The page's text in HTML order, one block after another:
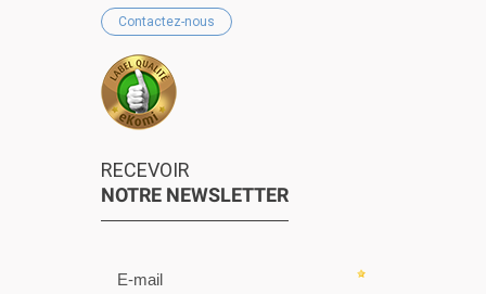
Contactez-nous
RECEVOIR
NOTRE NEWSLETTER